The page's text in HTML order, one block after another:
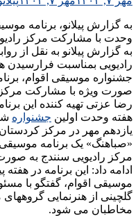
به گزارش پیلانو، برنامه
وحدت با مشارکت مرکز
به گزارش پیلانو به نقل از
رادیویی بمناسبت فرارسیدن
جشنواره موسیقی اقوام،
صورت ویژه با مشارکت مرکز
رضا عزتی تهیه کننده این
هفته وحدت اولین جشنواره
یازدهم مهر در مرکز کردستان
«صباهنگ» یک برنامه
مرکز رادیویی سنندج به
ادامه داد: این برنامه در
موسیقی اقوام، گفتگو با
گلچینی از هنرنمایی
مخاطبان می شود.